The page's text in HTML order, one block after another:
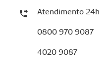
Atendimento 24h
0800 970 9087
4020 9087